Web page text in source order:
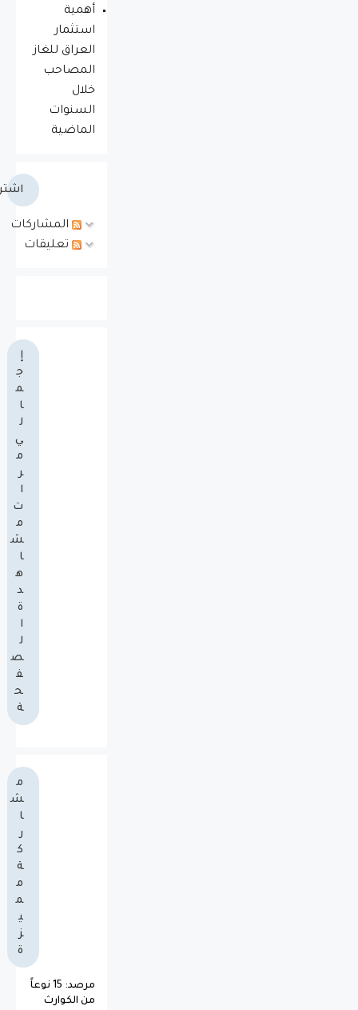
أهمية
استثمار
العراق للغاز
المصاحب
خلال
السنوات
الماضية
المشاركات
تعليقات
إ
ج
م
ا
ل
ي
م
ر
ا
ت
م
ش
ا
ه
د
ة
ا
ل
ص
ف
ح
ة
م
ش
ا
ر
ك
ة
م
م
ي
ز
ة
مرصد: 15 نوعاً
من الكوارث